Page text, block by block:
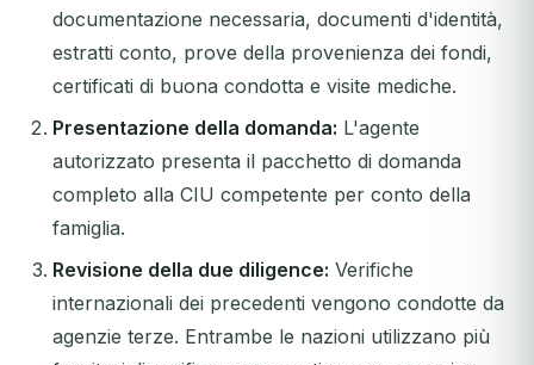
documentazione necessaria, documenti d'identità,
estratti conto, prove della provenienza dei fondi,
certificati di buona condotta e visite mediche.
Presentazione della domanda: L'agente
autorizzato presenta il pacchetto di domanda
completo alla CIU competente per conto della
famiglia.
Revisione della due diligence: Verifiche
internazionali dei precedenti vengono condotte da
agenzie terze. Entrambe le nazioni utilizzano più